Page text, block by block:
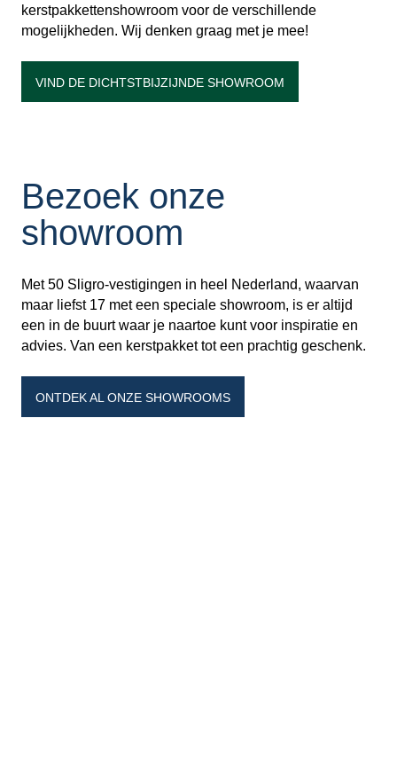
kerstpakkettenshowroom voor de verschillende
mogelijkheden. Wij denken graag met je mee!
VIND DE DICHTSTBIJZIJNDE SHOWROOM
Bezoek onze
showroom
Met 50 Sligro-vestigingen in heel Nederland, waarvan
maar liefst 17 met een speciale showroom, is er altijd
een in de buurt waar je naartoe kunt voor inspiratie en
advies. Van een kerstpakket tot een prachtig geschenk.
ONTDEK AL ONZE SHOWROOMS